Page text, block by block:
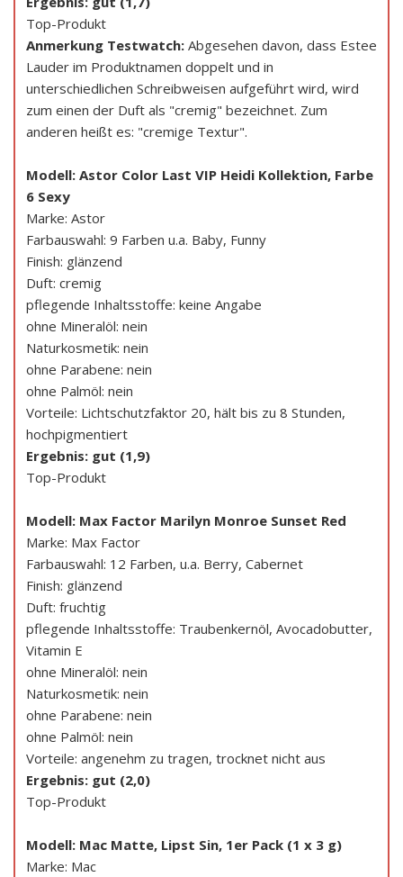
Top-Produkt
Anmerkung Testwatch: Abgesehen davon, dass Estee
Lauder im Produktnamen doppelt und in
unterschiedlichen Schreibweisen aufgeführt wird, wird
zum einen der Duft als "cremig" bezeichnet. Zum
anderen heißt es: "cremige Textur".
Modell: Astor Color Last VIP Heidi Kollektion, Farbe
6 Sexy
Marke: Astor
Farbauswahl: 9 Farben u.a. Baby, Funny
Finish: glänzend
Duft: cremig
pflegende Inhaltsstoffe: keine Angabe
ohne Mineralöl: nein
Naturkosmetik: nein
ohne Parabene: nein
ohne Palmöl: nein
Vorteile: Lichtschutzfaktor 20, hält bis zu 8 Stunden,
hochpigmentiert
Ergebnis: gut (1,9)
Top-Produkt
Modell: Max Factor Marilyn Monroe Sunset Red
Marke: Max Factor
Farbauswahl: 12 Farben, u.a. Berry, Cabernet
Finish: glänzend
Duft: fruchtig
pflegende Inhaltsstoffe: Traubenkernöl, Avocadobutter,
Vitamin E
ohne Mineralöl: nein
Naturkosmetik: nein
ohne Parabene: nein
ohne Palmöl: nein
Vorteile: angenehm zu tragen, trocknet nicht aus
Ergebnis: gut (2,0)
Top-Produkt
Modell: Mac Matte, Lipst Sin, 1er Pack (1 x 3 g)
Marke: Mac